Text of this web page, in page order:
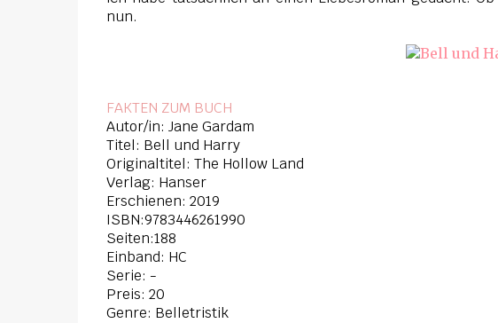
nun.
FAKTEN ZUM BUCH
Autor/in: Jane Gardam
Titel: Bell und Harry
Originaltitel: The Hollow Land
Verlag: Hanser
Erschienen: 2019
ISBN:9783446261990
Seiten:188
Einband: HC
Serie: -
Preis: 20
Genre: Belletristik